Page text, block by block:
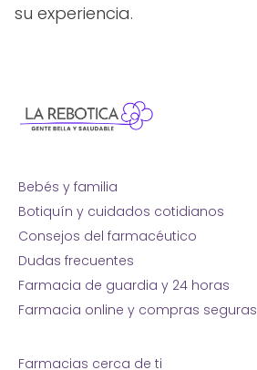
su experiencia.
Bebés y familia
Botiquín y cuidados cotidianos
Consejos del farmacéutico
Dudas frecuentes
Farmacia de guardia y 24 horas
Farmacia online y compras seguras
Farmacias cerca de ti